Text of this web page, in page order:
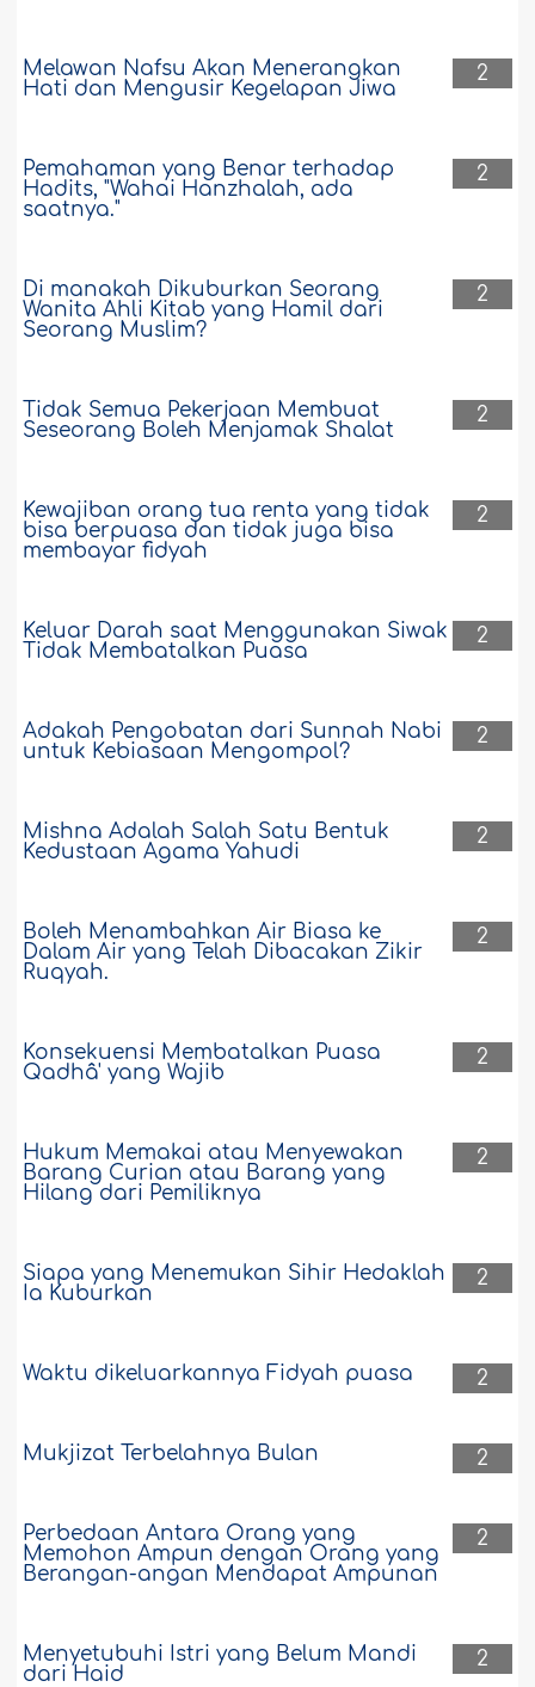
2
Melawan Nafsu Akan Menerangkan
Hati dan Mengusir Kegelapan Jiwa
2
Pemahaman yang Benar terhadap
Hadits, "Wahai Hanzhalah, ada
saatnya."
2
Di manakah Dikuburkan Seorang
Wanita Ahli Kitab yang Hamil dari
Seorang Muslim?
2
Tidak Semua Pekerjaan Membuat
Seseorang Boleh Menjamak Shalat
2
Kewajiban orang tua renta yang tidak
bisa berpuasa dan tidak juga bisa
membayar fidyah
2
Keluar Darah saat Menggunakan Siwak
Tidak Membatalkan Puasa
2
Adakah Pengobatan dari Sunnah Nabi
untuk Kebiasaan Mengompol?
2
Mishna Adalah Salah Satu Bentuk
Kedustaan Agama Yahudi
2
Boleh Menambahkan Air Biasa ke
Dalam Air yang Telah Dibacakan Zikir
Ruqyah.
2
Konsekuensi Membatalkan Puasa
Qadhâ' yang Wajib
2
Hukum Memakai atau Menyewakan
Barang Curian atau Barang yang
Hilang dari Pemiliknya
2
Siapa yang Menemukan Sihir Hedaklah
Ia Kuburkan
2
Waktu dikeluarkannya Fidyah puasa
2
Mukjizat Terbelahnya Bulan
2
Perbedaan Antara Orang yang
Memohon Ampun dengan Orang yang
Berangan-angan Mendapat Ampunan
2
Menyetubuhi Istri yang Belum Mandi
dari Haid